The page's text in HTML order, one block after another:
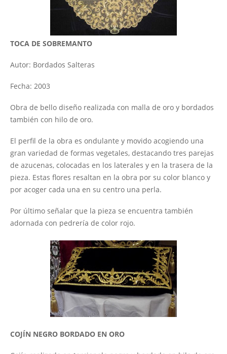
TOCA DE SOBREMANTO
Autor: Bordados Salteras
Fecha: 2003
Obra de bello diseño realizada con malla de oro y bordados
también con hilo de oro.
El perfil de la obra es ondulante y movido acogiendo una
gran variedad de formas vegetales, destacando tres parejas
de azucenas, colocadas en los laterales y en la trasera de la
pieza. Estas flores resaltan en la obra por su color blanco y
por acoger cada una en su centro una perla.
Por último señalar que la pieza se encuentra también
adornada con pedrería de color rojo.
COJÍN NEGRO BORDADO EN ORO